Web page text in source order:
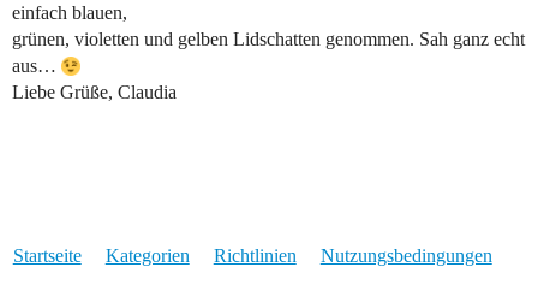
einfach blauen,
grünen, violetten und gelben Lidschatten genommen. Sah ganz echt
aus…
Liebe Grüße, Claudia
Startseite Kategorien Richtlinien Nutzungsbedingungen